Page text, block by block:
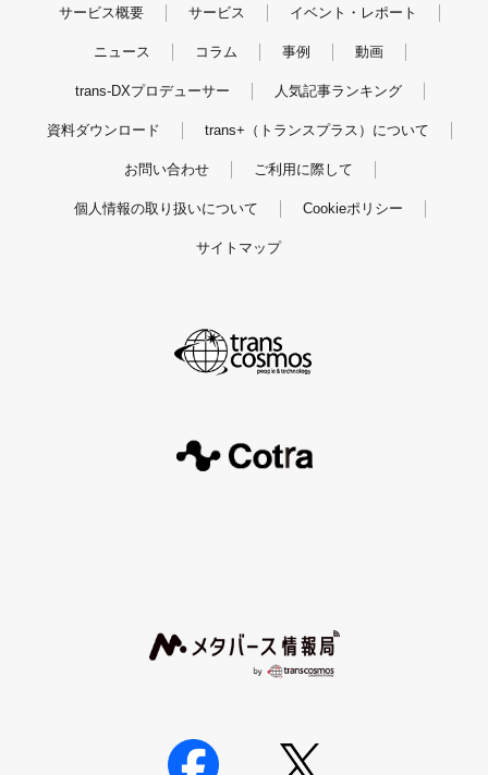
サービス概要 サービス イベント・レポート
ニュース コラム 事例 動画
trans-DXプロデューサー 人気記事ランキング
資料ダウンロード trans+（トランスプラス）について
お問い合わせ ご利用に際して
個人情報の取り扱いについて Cookieポリシー
サイトマップ